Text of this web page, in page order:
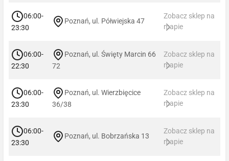
06:00-
23:30
Poznań, ul. Półwiejska 47
Zobacz sklep na
mapie
06:00-
22:30
Poznań, ul. Święty Marcin 66
72
Zobacz sklep na
mapie
06:00-
23:30
Poznań, ul. Wierzbięcice
36/38
Zobacz sklep na
mapie
06:00-
23:30
Poznań, ul. Bobrzańska 13
Zobacz sklep na
mapie